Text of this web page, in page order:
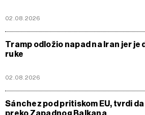
02.08.2026
Tramp odložio napad na Iran jer je
ruke
02.08.2026
Sánchez pod pritiskom EU, tvrdi
preko Zapadnog Balkana